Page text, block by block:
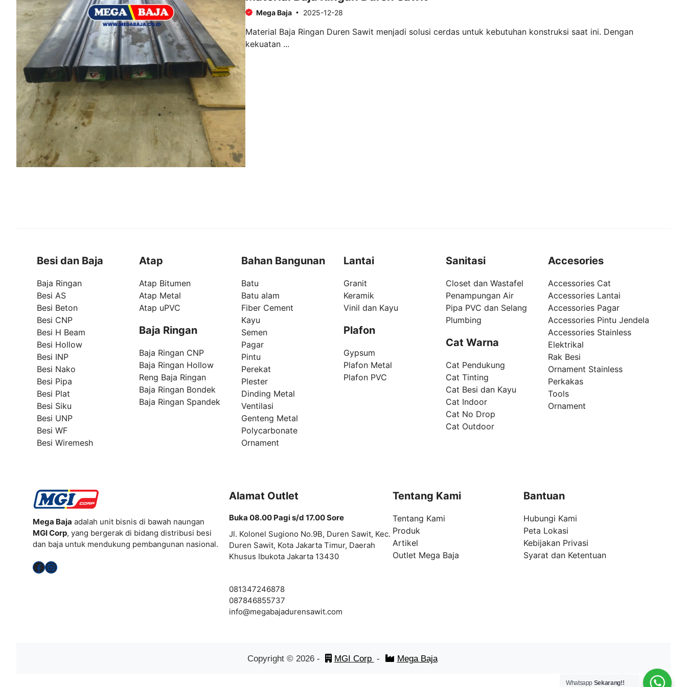
Mega Baja 2025-12-28
Material Baja Ringan Duren Sawit menjadi solusi cerdas untuk kebutuhan konstruksi saat ini. Dengan
kekuatan ...
Besi dan Baja
Baja Ringan
Besi AS
Besi Beton
Besi CNP
Besi H Beam
Besi Hollow
Besi INP
Besi Nako
Besi Pipa
Besi Plat
Besi Siku
Besi UNP
Besi WF
Besi Wiremesh
Atap
Atap Bitumen
Atap Metal
Atap uPVC
Baja Ringan
Baja Ringan CNP
Baja Ringan Hollow
Reng Baja Ringan
Baja Ringan Bondek
Baja Ringan Spandek
Bahan Bangunan
Batu
Batu alam
Fiber Cement
Kayu
Semen
Pagar
Pintu
Perekat
Plester
Dinding Metal
Ventilasi
Genteng Metal
Polycarbonate
Ornament
Lantai
Granit
Keramik
Vinil dan Kayu
Plafon
Gypsum
Plafon Metal
Plafon PVC
Sanitasi
Closet dan Wastafel
Penampungan Air
Pipa PVC dan Selang
Plumbing
Cat Warna
Cat Pendukung
Cat Tinting
Cat Besi dan Kayu
Cat Indoor
Cat No Drop
Cat Outdoor
Accesories
Accessories Cat
Accessories Lantai
Accessories Pagar
Accessories Pintu Jendela
Accessories Stainless
Elektrikal
Rak Besi
Ornament Stainless
Perkakas
Tools
Ornament
Mega Baja adalah unit bisnis di bawah naungan
MGI Corp, yang bergerak di bidang distribusi besi
dan baja untuk mendukung pembangunan nasional.
Facebook
Instagram
Alamat Outlet
Buka 08.00 Pagi s/d 17.00 Sore
Jl. Kolonel Sugiono No.9B, Duren Sawit, Kec.
Duren Sawit, Kota Jakarta Timur, Daerah
Khusus Ibukota Jakarta 13430
081347246878
087846855737
info@megabajadurensawit.com
Tentang Kami
Tentang Kami
Produk
Artikel
Outlet Mega Baja
Bantuan
Hubungi Kami
Peta Lokasi
Kebijakan Privasi
Syarat dan Ketentuan
Copyright © 2026- MGI Corp - Mega Baja
Whatsapp Sekarang!!